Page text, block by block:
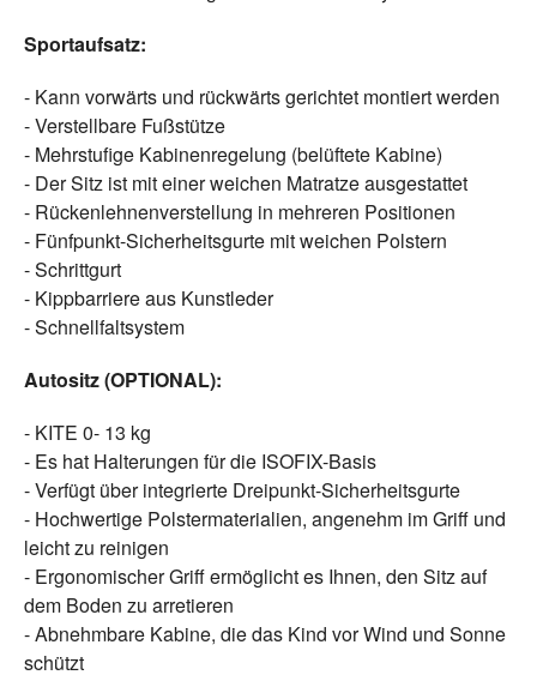
Sportaufsatz:
- Kann vorwärts und rückwärts gerichtet montiert werden
- Verstellbare Fußstütze
- Mehrstufige Kabinenregelung (belüftete Kabine)
- Der Sitz ist mit einer weichen Matratze ausgestattet
- Rückenlehnenverstellung in mehreren Positionen
- Fünfpunkt-Sicherheitsgurte mit weichen Polstern
- Schrittgurt
- Kippbarriere aus Kunstleder
- Schnellfaltsystem
Autositz (OPTIONAL):
- KITE 0- 13 kg
- Es hat Halterungen für die ISOFIX-Basis
- Verfügt über integrierte Dreipunkt-Sicherheitsgurte
- Hochwertige Polstermaterialien, angenehm im Griff und
leicht zu reinigen
- Ergonomischer Griff ermöglicht es Ihnen, den Sitz auf
dem Boden zu arretieren
- Abnehmbare Kabine, die das Kind vor Wind und Sonne
schützt